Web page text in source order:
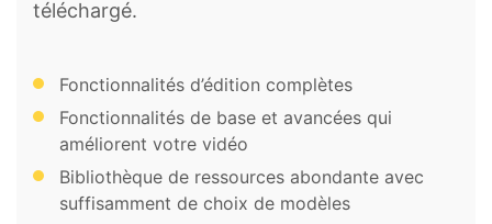
téléchargé.
Fonctionnalités d’édition complètes
Fonctionnalités de base et avancées qui
améliorent votre vidéo
Bibliothèque de ressources abondante avec
suffisamment de choix de modèles